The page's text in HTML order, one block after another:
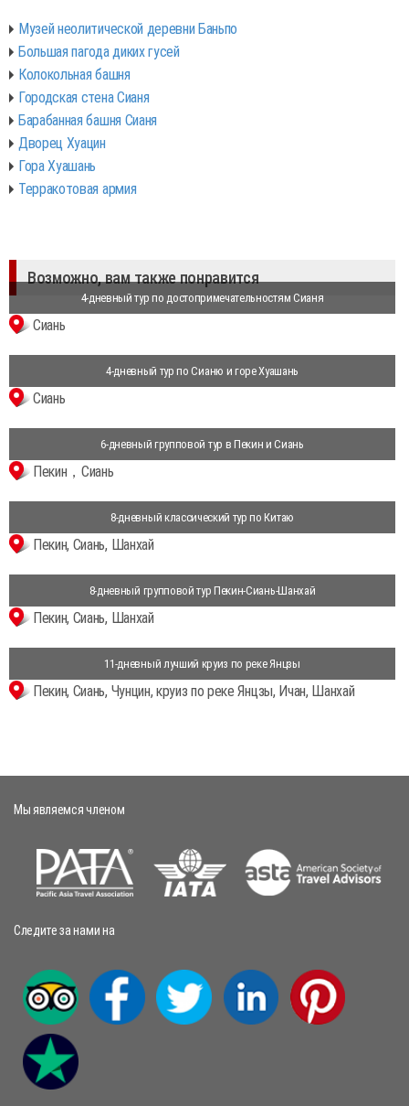
Музей неолитической деревни Баньпо
Большая пагода диких гусей
Колокольная башня
Городская стена Сианя
Барабанная башня Сианя
Дворец Хуацин
Гора Хуашань
Терракотовая армия
Возможно, вам также понравится
4-дневный тур по достопримечательностям Сианя
Сиань
4-дневный тур по Сианю и горе Хуашань
Сиань
6-дневный групповой тур в Пекин и Сиань
Пекин，Сиань
8-дневный классический тур по Китаю
Пекин, Сиань, Шанхай
8-дневный групповой тур Пекин-Сиань-Шанхай
Пекин, Сиань, Шанхай
11-дневный лучший круиз по реке Янцзы
Пекин, Сиань, Чунцин, круиз по реке Янцзы, Ичан, Шанхай
Мы являемся членом
Следите за нами на